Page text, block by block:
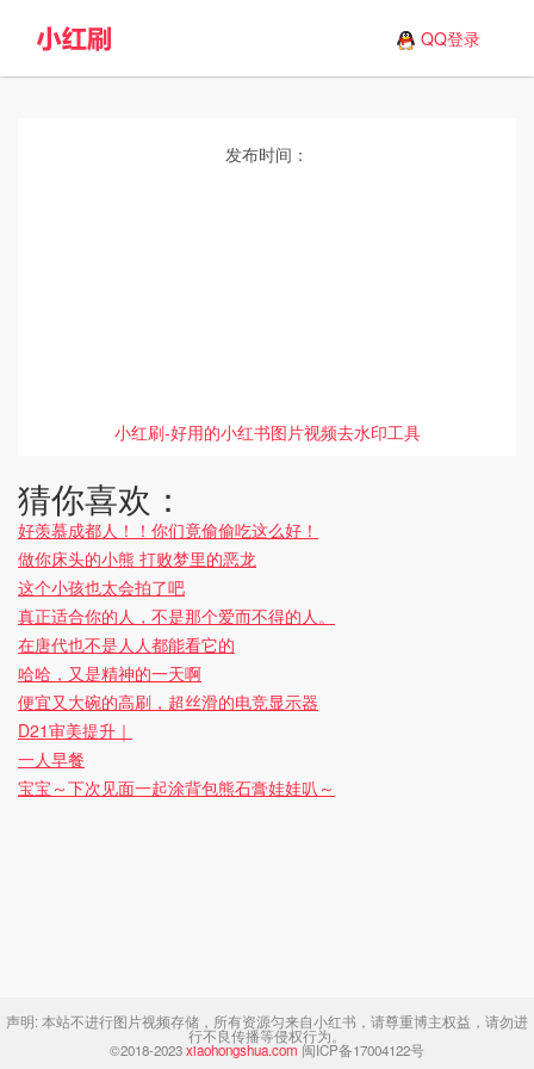
QQ登录
发布时间：
小红刷-好用的小红书图片视频去水印工具
猜你喜欢：
好羡慕成都人！！你们竟偷偷吃这么好！
做你床头的小熊 打败梦里的恶龙
这个小孩也太会拍了吧
真正适合你的人，不是那个爱而不得的人。
在唐代也不是人人都能看它的
哈哈，又是精神的一天啊
便宜又大碗的高刷，超丝滑的电竞显示器
D21审美提升｜
一人早餐
宝宝～下次见面一起涂背包熊石膏娃娃叭～
声明:本站不进行图片视频存储，所有资源匀来自小红书，请尊重博主权益，请勿进
行不良传播等侵权行为。
©2018-2023xiaohongshua.com 闽ICP备17004122号